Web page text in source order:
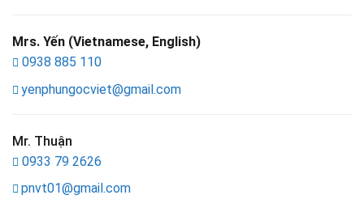
Mrs. Yến (Vietnamese, English)
0938 885 110
yenphungocviet@gmail.com
Mr. Thuận
0933 79 2626
pnvt01@gmail.com